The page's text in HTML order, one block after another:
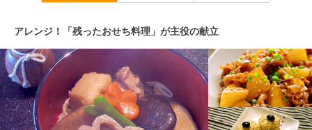
アレンジ！「残ったおせち料理」が主役の献立